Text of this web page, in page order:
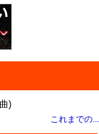
)
これまでの...